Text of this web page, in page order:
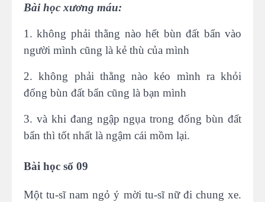
Bài học xương máu:
1. không phải thằng nào hết bùn đất bẩn vào
người mình cũng là kẻ thù của mình
2. không phải thằng nào kéo mình ra khỏi
đống bùn đất bẩn cũng là bạn mình
3. và khi đang ngập ngụa trong đống bùn đất
bẩn thì tốt nhất là ngậm cái mồm lại.
Bài học số 09
Một tu-sĩ nam ngỏ ý mời tu-sĩ nữ đi chung xe.